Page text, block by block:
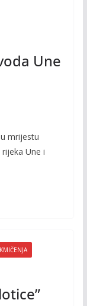
Une
mrijestu
Une i